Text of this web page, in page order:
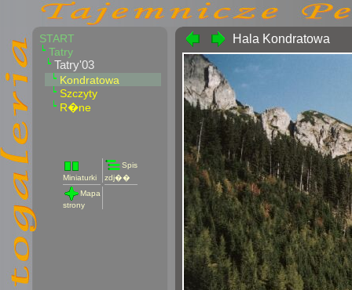
START
Tatry
Tatry'03
Kondratowa
Szczyty
R�ne
Miniaturki
Spis
zdj��
Mapa
strony
Hala Kondratowa